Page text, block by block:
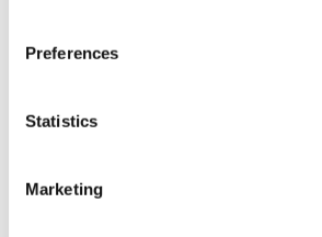
Preferences
Statistics
Marketing